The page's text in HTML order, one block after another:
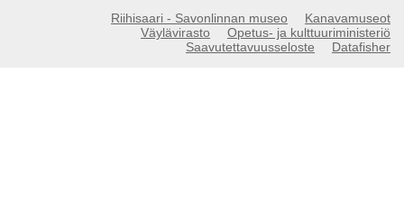
Riihisaari - Savonlinnan museo
Kanavamuseot
Väylävirasto
Opetus- ja kulttuuriministeriö
Saavutettavuusseloste
Datafisher